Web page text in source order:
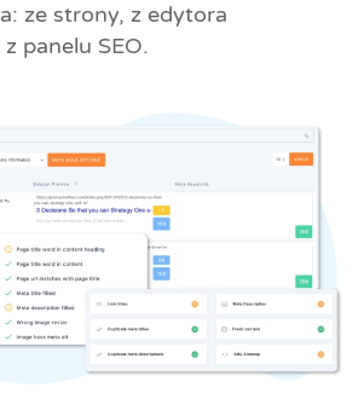
ze strony, z edytora
panelu SEO.